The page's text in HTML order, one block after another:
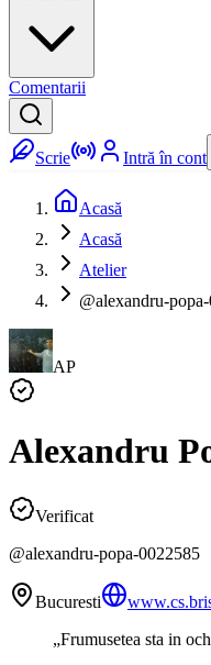
Comentarii
Scrie Intră în cont
Acasă
Acasă
Atelier
@alexandru-
AP
Alexandru
Verificat
@alexandru-popa-0022585
Bucuresti
„Frumusetea sta in